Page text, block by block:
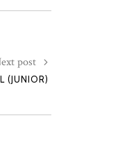
post
(JUNIOR)